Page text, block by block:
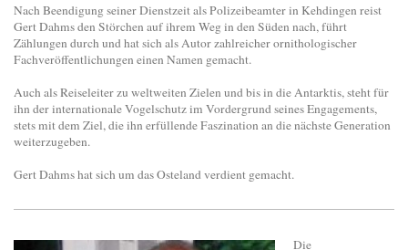
Nach Beendigung seiner Dienstzeit als Polizeibeamter in Kehdingen reist
Gert Dahms den Störchen auf ihrem Weg in den Süden nach, führt
Zählungen durch und hat sich als Autor zahlreicher ornithologischer
Fachveröffentlichungen einen Namen gemacht.
Auch als Reiseleiter zu weltweiten Zielen und bis in die Antarktis, steht für
ihn der internationale Vogelschutz im Vordergrund seines Engagements,
stets mit dem Ziel, die ihn erfüllende Faszination an die nächste Generation
weiterzugeben.
Gert Dahms hat sich um das Osteland verdient gemacht.
Die